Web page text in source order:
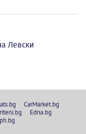
Левски
CarMarket.bg
Edna.bg